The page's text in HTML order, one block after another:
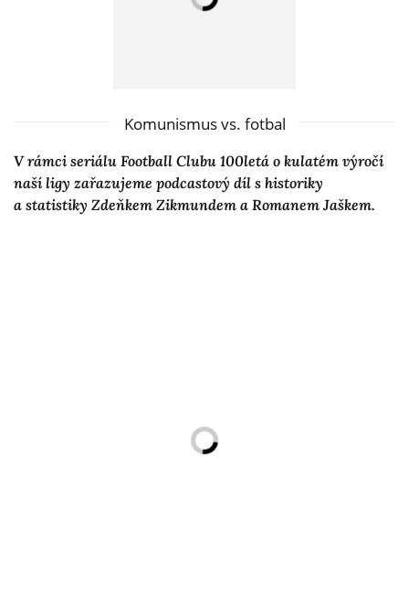
Komunismus vs. fotbal
V rámci seriálu Football Clubu 100letá o kulatém výročí
naší ligy zařazujeme podcastový díl s historiky
a statistiky Zdeňkem Zikmundem a Romanem Jaškem.